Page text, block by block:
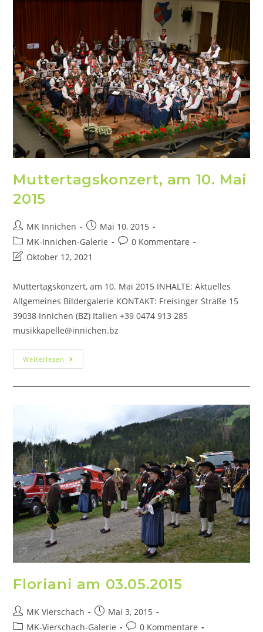
Muttertagskonzert, am 10. Mai
2015
MK Innichen
Mai 10, 2015
MK-Innichen-Galerie
0 Kommentare
Oktober 12, 2021
Muttertagskonzert, am 10. Mai 2015 INHALTE: Aktuelles
Allgemeines Bildergalerie KONTAKT: Freisinger Straße 15
39038 Innichen (BZ) Italien +39 0474 913 285
musikkapelle@innichen.bz
Weiterlesen
Floriani am 03.05.2015
MK Vierschach
Mai 3, 2015
MK-Vierschach-Galerie
0 Kommentare